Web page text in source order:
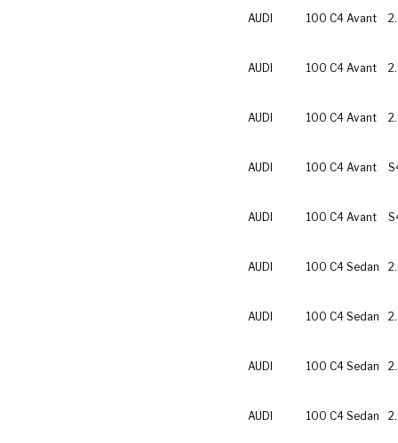
AUDI 100 C4 Avant
AUDI 100 C4 Avant
AUDI 100 C4 Avant
AUDI 100 C4 Avant
AUDI 100 C4 Avant
AUDI 100 C4 Sedan
AUDI 100 C4 Sedan
AUDI 100 C4 Sedan
AUDI 100 C4 Sedan